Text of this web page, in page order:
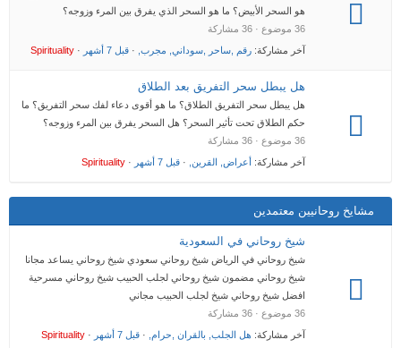
هو السحر الأبيض؟ ما هو السحر الذي يفرق بين المرء وزوجه؟
36 موضوع · 36 مشاركة
آخر مشاركة: رقم ,ساحر ,سوداني, مجرب, · قبل 7 أشهر ·
Spirituality
هل يبطل سحر التفريق بعد الطلاق
هل يبطل سحر التفريق الطلاق؟ ما هو أقوى دعاء لفك سحر التفريق؟ ما
حكم الطلاق تحت تأثير السحر؟ هل السحر يفرق بين المرء وزوجه؟
36 موضوع · 36 مشاركة
آخر مشاركة:
أعراض, القرين, · قبل 7 أشهر ·
Spirituality
مشايخ روحانيين معتمدين
شيخ روحاني في السعودية
شيخ روحاني في الرياض شيخ روحاني سعودي شيخ روحاني يساعد مجانا
شيخ روحاني مضمون شيخ روحاني لجلب الحبيب شيخ روحاني مسرحية
افضل شيخ روحاني شيخ لجلب الحبيب مجاني
36 موضوع · 36 مشاركة
آخر مشاركة: هل الجلب, بالقران ,حرام, · قبل 7 أشهر ·
Spirituality